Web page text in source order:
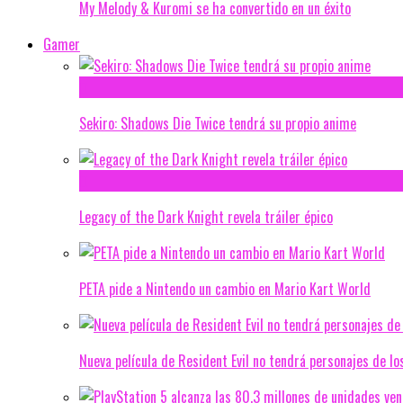
My Melody & Kuromi se ha convertido en un éxito
Gamer
Sekiro: Shadows Die Twice tendrá su propio anime
Legacy of the Dark Knight revela tráiler épico
PETA pide a Nintendo un cambio en Mario Kart World
Nueva película de Resident Evil no tendrá personajes de